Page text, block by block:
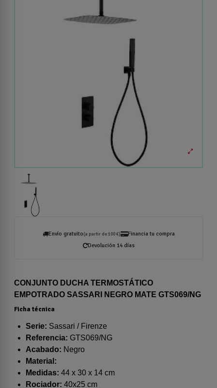
Envío gratuito(a partir de 100 €)
Financia tu compra
Devolución 14 días
CONJUNTO DUCHA TERMOSTÁTICO
EMPOTRADO SASSARI NEGRO MATE GTS069/NG
Ficha técnica
Serie: Sassari / Firenze
Referencia: GTS069/NG
Acabado: Negro
Material:
Medidas: 44 x 30 x 14 cm
Rociador: 40x25 cm